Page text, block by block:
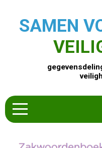
SAMEN
ZOEK